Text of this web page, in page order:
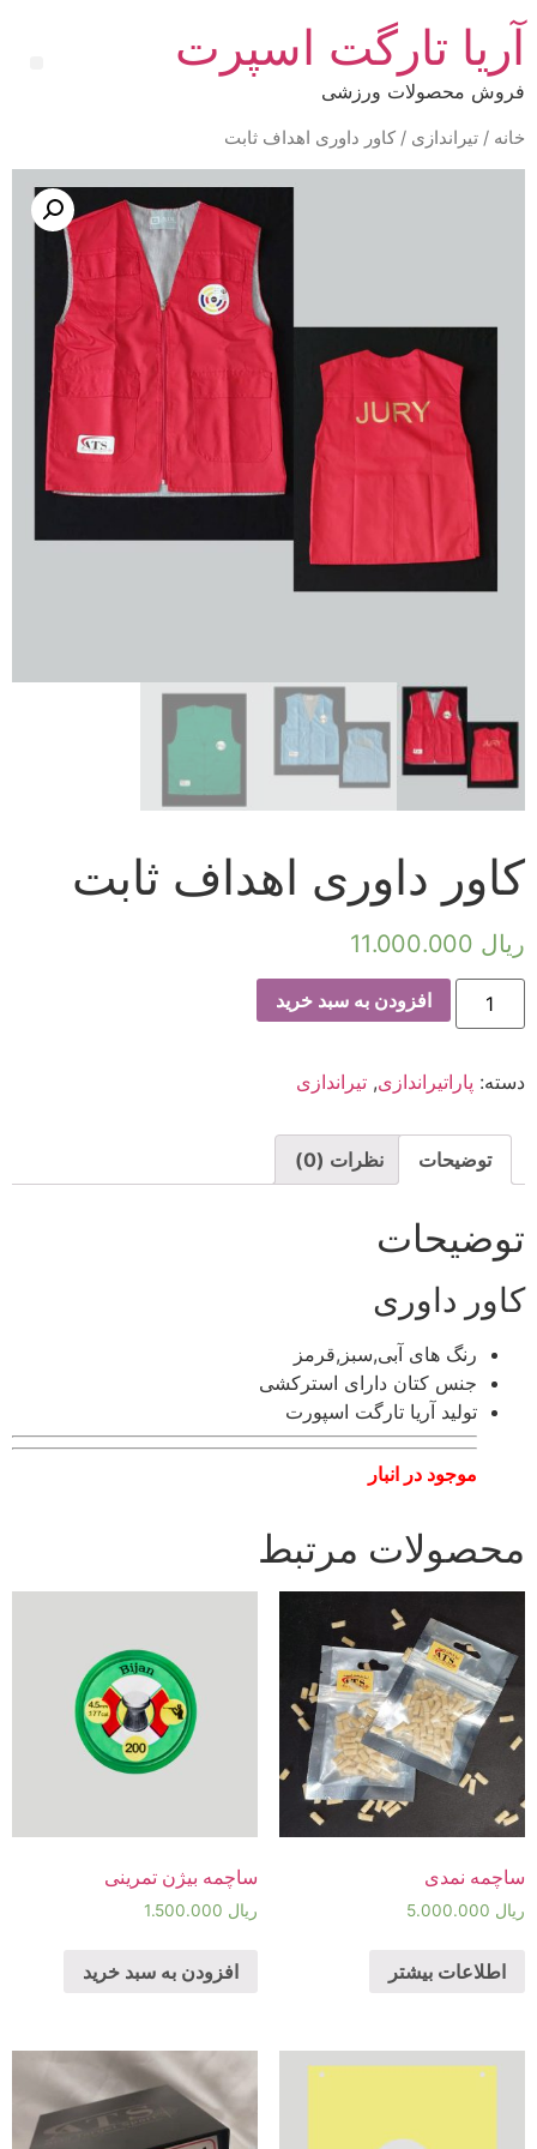
آریا تارگت اسپرت
فروش محصولات ورزشی
خانه / تیراندازی / کاور داوری اهداف ثابت
کاور داوری اهداف ثابت
ریال
افزودن به سبد خرید
دسته: پاراتیراندازی, تیراندازی
توضیحات نظرات (0)
توضیحات
کاور داوری
رنگ های آبی,سبز,قرمز
جنس کتان دارای استرکشی
تولید آریا تارگت اسپورت
موجود در انبار
محصولات مرتبط
ساچمه نمدی
ریال
اطلاعات بیشتر
ساچمه بیژن تمرینی
ریال
افزودن به سبد خرید